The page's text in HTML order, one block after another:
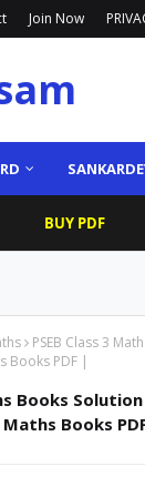
Join Now
BUY PDF
PSEB Class 3
Books PDF |
Books
Books